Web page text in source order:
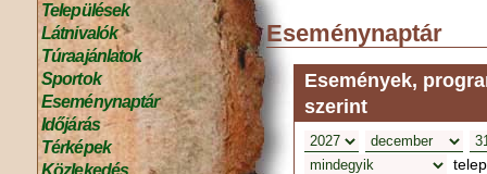
Települések
Látnivalók
Túraajánlatok
Sportok
Eseménynaptár
Időjárás
Térképek
Közlekedés
Eseménynaptár
Események,
szerint